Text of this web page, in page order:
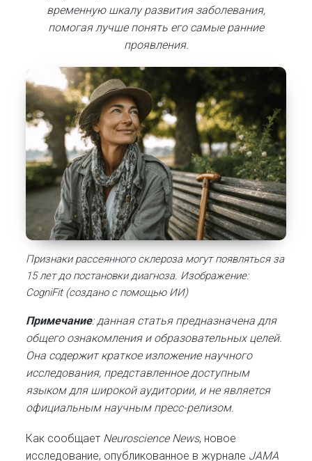
временную шкалу развития заболевания,
помогая лучше понять его самые ранние
проявления.
Признаки рассеянного склероза могут появляться за
15 лет до постановки диагноза. Изображение:
CogniFit (создано с помощью ИИ)
Примечание: данная статья предназначена для
общего ознакомления и образовательных целей.
Она содержит краткое изложение научного
исследования, представленное доступным
языком для широкой аудитории, и не является
официальным научным пресс-релизом.
Как сообщает Neuroscience News, новое
исследование, опубликованное в журнале JAMA